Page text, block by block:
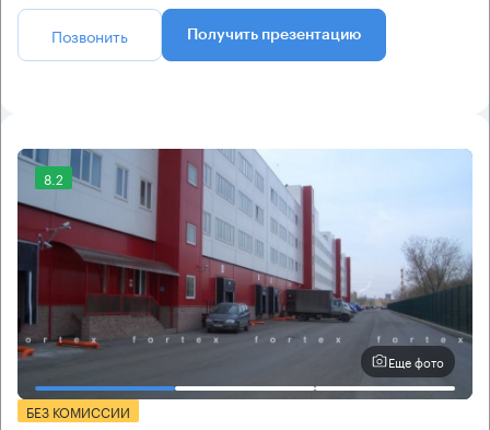
Позвонить Получить презентацию
8.2
Еще фото
БЕЗ КОМИССИИ